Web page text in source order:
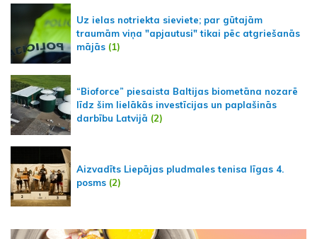
Uz ielas notriekta sieviete; par gūtajām
traumām viņa "apjautusi" tikai pēc atgriešanās
mājās (1)
“Bioforce” piesaista Baltijas biometāna nozarē
līdz šim lielākās investīcijas un paplašinās
darbību Latvijā (2)
Aizvadīts Liepājas pludmales tenisa līgas 4.
posms (2)